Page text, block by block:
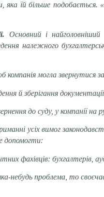
яка їй більше подобається.
Основний і
належного
могла звернутися
й зберігання
до суду, у компанії на
усіх вимог
допомогти:
фахівців: бухгалтерів,
небудь проблема, то